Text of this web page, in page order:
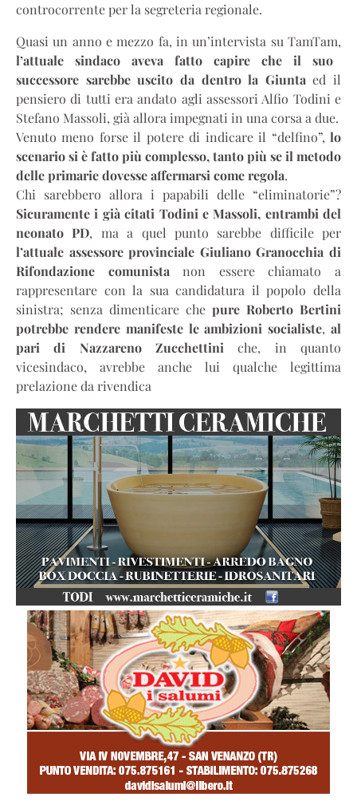
controcorrente per la segreteria regionale.
Quasi un anno e mezzo fa, in un’intervista su TamTam,
l’attuale sindaco aveva fatto capire che il suo
successore sarebbe uscito da dentro la Giunta ed il
pensiero di tutti era andato agli assessori Alfio Todini e
Stefano Massoli, già allora impegnati in una corsa a due.
Venuto meno forse il potere di indicare il “delfino”, lo
scenario si è fatto più complesso, tanto più se il metodo
delle primarie dovesse affermarsi come regola.
Chi sarebbero allora i papabili delle “eliminatorie”?
Sicuramente i già citati Todini e Massoli, entrambi del
neonato PD, ma a quel punto sarebbe difficile per
l’attuale assessore provinciale Giuliano Granocchia di
Rifondazione comunista non essere chiamato a
rappresentare con la sua candidatura il popolo della
sinistra; senza dimenticare che pure Roberto Bertini
potrebbe rendere manifeste le ambizioni socialiste,al
pari di Nazzareno Zucchettini che, in quanto
vicesindaco, avrebbe anche lui qualche legittima
prelazione da rivendica